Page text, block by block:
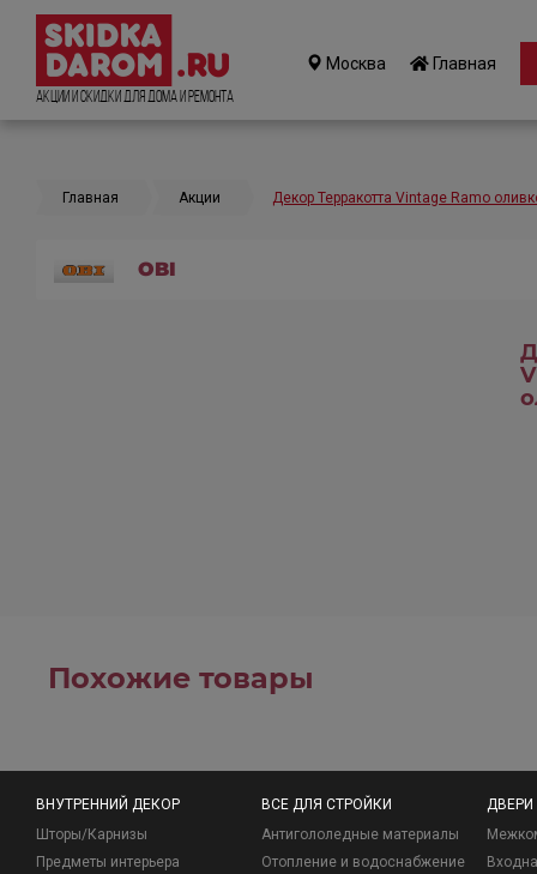
Акции и Скидки для дома и ремонта
Москва Главная
Главная Акции Декор Терракотта Vintage Ramo
OBI
Похожие товары
ВНУТРЕННИЙ ДЕКОР
Шторы/Карнизы
Предметы интерьера
ВСЕ ДЛЯ СТРОЙКИ
Антигололедные материалы
Отопление и водоснабжение
ДВЕРИ